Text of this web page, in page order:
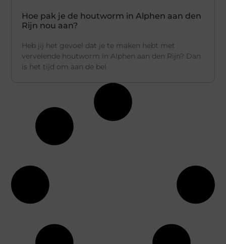
Hoe pak je de houtworm in Alphen aan den
Rijn nou aan?
Heb jij het gevoel dat je te maken hebt met
vervelende houtworm in Alphen aan den Rijn? Dan
is het tijd om aan de bel